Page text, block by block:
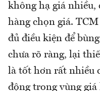
không hạ giá nhiều,
hàng chọn giá.
đủ điều kiện để
chưa rõ ràng, lại
là tốt hơn rất nhiều
động trong vùng